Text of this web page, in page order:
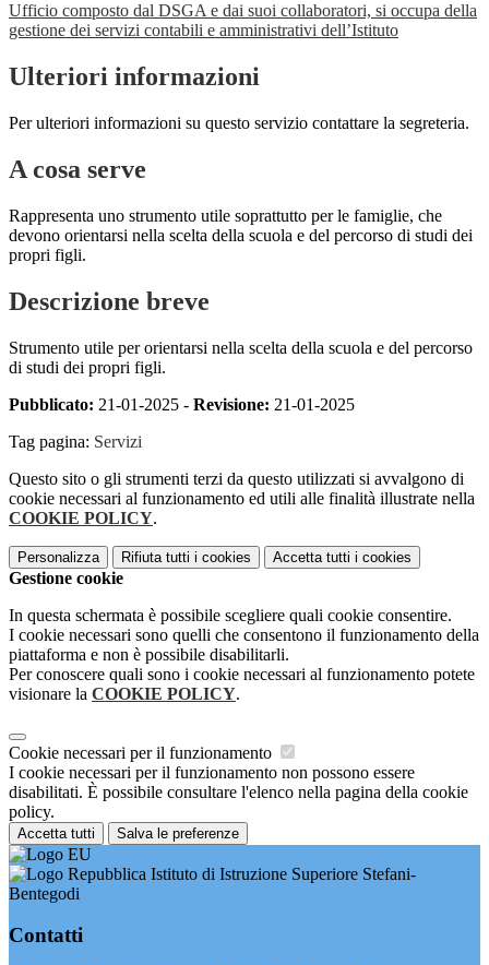
Ufficio composto dal DSGA e dai suoi collaboratori, si occupa della
gestione dei servizi contabili e amministrativi dell’Istituto
Ulteriori informazioni
Per ulteriori informazioni su questo servizio contattare la segreteria.
A cosa serve
Rappresenta uno strumento utile soprattutto per le famiglie, che
devono orientarsi nella scelta della scuola e del percorso di studi dei
propri figli.
Descrizione breve
Strumento utile per orientarsi nella scelta della scuola e del percorso
di studi dei propri figli.
Pubblicato: 21-01-2025 - Revisione: 21-01-2025
Tag pagina: Servizi
Questo sito o gli strumenti terzi da questo utilizzati si avvalgono di
cookie necessari al funzionamento ed utili alle finalità illustrate nella
COOKIE POLICY.
Personalizza Rifiuta tutti i cookies Accetta tutti i cookies
Gestione cookie
In questa schermata è possibile scegliere quali cookie consentire.
I cookie necessari sono quelli che consentono il funzionamento della
piattaforma e non è possibile disabilitarli.
Per conoscere quali sono i cookie necessari al funzionamento potete
visionare la COOKIE POLICY.
Cookie necessari per il funzionamento
I cookie necessari per il funzionamento non possono essere
disabilitati. È possibile consultare l'elenco nella pagina della cookie
policy.
Accetta tutti Salva le preferenze
Istituto di Istruzione Superiore Stefani-
Bentegodi
Contatti